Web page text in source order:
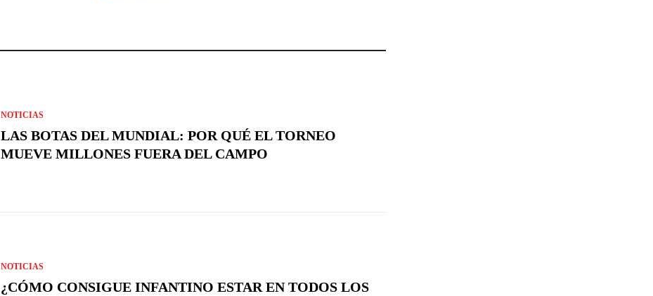
NOTICIAS
LAS BOTAS DEL MUNDIAL: POR QUÉ EL TORNEO
MUEVE MILLONES FUERA DEL CAMPO
NOTICIAS
¿CÓMO CONSIGUE INFANTINO ESTAR EN TODOS LOS